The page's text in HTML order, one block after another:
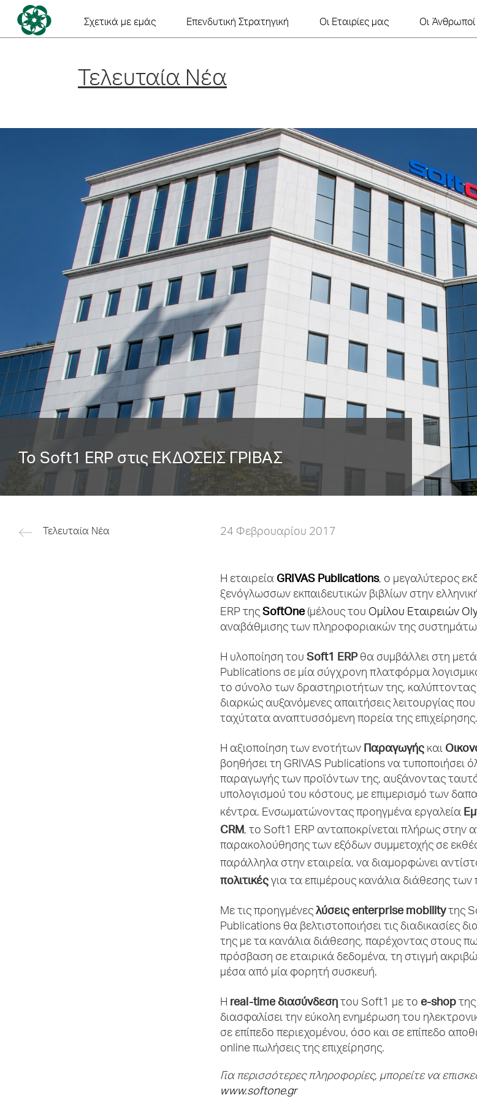
content
Σχετικά με εμάς Επενδυτική Στρατηγική Οι Εταιρίες μας Οι
Τελευταία Νέα
Το Soft1 ERP στις ΕΚΔΟΣΕΙΣ ΓΡΙΒΑΣ
Τελευταία Νέα 24 Φεβρουαρίου 2017
Η εταιρεία GRIVAS Publications, ο μεγαλύτερος
ξενόγλωσσων εκπαιδευτικών βιβλίων στην
ERP της SoftOne(μέλους του Ομίλου Εταιρειών
αναβάθμισης των πληροφοριακών της
Η υλοποίηση του Soft1 ERP θα συμβάλλει στη
Publications σε μία σύγχρονη πλατφόρμα
το σύνολο των δραστηριοτήτων της, καλύπτοντας
διαρκώς αυξανόμενες απαιτήσεις λειτουργίας
ταχύτατα αναπτυσσόμενη πορεία της επιχείρησης.
Η αξιοποίηση των ενοτήτων Παραγωγής και
βοηθήσει τη GRIVAS Publications να τυποποιήσει
παραγωγής των προϊόντων της, αυξάνοντας
υπολογισμού του κόστους, με επιμερισμό των
κέντρα. Ενσωματώνοντας προηγμένα εργαλεία
CRM, το Soft1 ERP ανταποκρίνεται πλήρως στην
παρακολούθησης των εξόδων συμμετοχής σε
παράλληλα στην εταιρεία, να διαμορφώνει
πολιτικέςγια τα επιμέρους κανάλια διάθεσης των
Με τις προηγμένες λύσεις enterprisemobilityτης
Publications θα βελτιστοποιήσει τις διαδικασίες
της με τα κανάλια διάθεσης, παρέχοντας στους
πρόσβαση σε εταιρικά δεδομένα, τη στιγμή
μέσα από μία φορητή συσκευή.
Η real-time διασύνδεσητου Soft1 με το e-shop
διασφαλίσει την εύκολη ενημέρωση του
σε επίπεδο περιεχομένου, όσο και σε επίπεδο
online πωλήσεις της επιχείρησης.
Για περισσότερες πληροφορίες, μπορείτε να
www.softone.gr